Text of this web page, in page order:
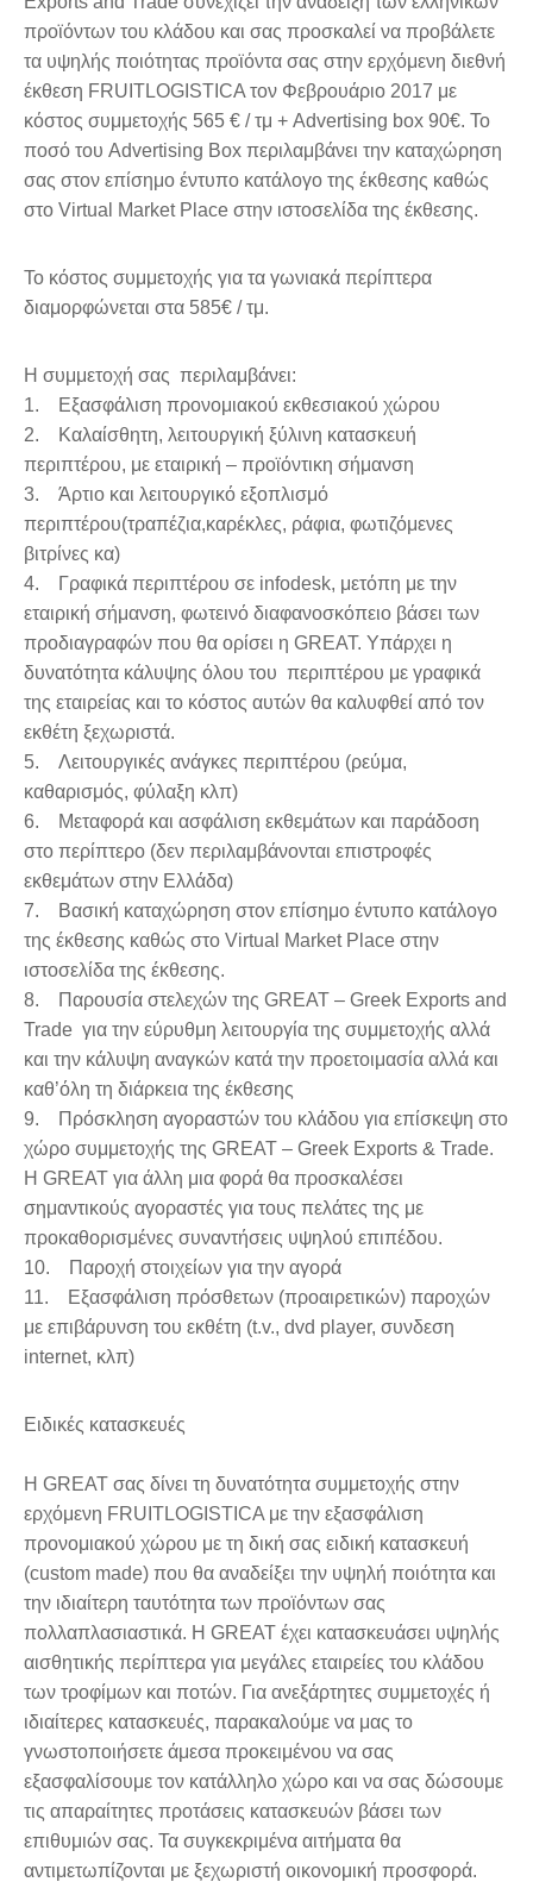
προϊόντων του κλάδου και σας προσκαλεί να προβάλετε
τα υψηλής ποιότητας προϊόντα σας στην ερχόμενη διεθνή
έκθεση FRUITLOGISTICA τον Φεβρουάριο 2017 με
κόστος συμμετοχής 565 € / τμ + Advertising box 90€. Το
ποσό του Advertising Box περιλαμβάνει την καταχώρηση
σας στον επίσημο έντυπο κατάλογο της έκθεσης καθώς
στο Virtual Market Place στην ιστοσελίδα της έκθεσης.
Το κόστος συμμετοχής για τα γωνιακά περίπτερα
διαμορφώνεται στα 585€ / τμ.
Η συμμετοχή σας περιλαμβάνει:
1. Εξασφάλιση προνομιακού εκθεσιακού χώρου
2. Καλαίσθητη, λειτουργική ξύλινη κατασκευή
περιπτέρου, με εταιρική – προϊόντικη σήμανση
3. Άρτιο και λειτουργικό εξοπλισμό
περιπτέρου(τραπέζια,καρέκλες, ράφια, φωτιζόμενες
βιτρίνες κα)
4. Γραφικά περιπτέρου σε infodesk, μετόπη με την
εταιρική σήμανση, φωτεινό διαφανοσκόπειο βάσει των
προδιαγραφών που θα ορίσει η GREAT. Υπάρχει η
δυνατότητα κάλυψης όλου του περιπτέρου με γραφικά
της εταιρείας και το κόστος αυτών θα καλυφθεί από τον
εκθέτη ξεχωριστά.
5. Λειτουργικές ανάγκες περιπτέρου (ρεύμα,
καθαρισμός, φύλαξη κλπ)
6. Μεταφορά και ασφάλιση εκθεμάτων και παράδοση
στο περίπτερο (δεν περιλαμβάνονται επιστροφές
εκθεμάτων στην Ελλάδα)
7. Βασική καταχώρηση στον επίσημο έντυπο κατάλογο
της έκθεσης καθώς στο Virtual Market Place στην
ιστοσελίδα της έκθεσης.
8. Παρουσία στελεχών της GREAT – Greek Exports and
Trade για την εύρυθμη λειτουργία της συμμετοχής αλλά
και την κάλυψη αναγκών κατά την προετοιμασία αλλά και
καθ’όλη τη διάρκεια της έκθεσης
9. Πρόσκληση αγοραστών του κλάδου για επίσκεψη στο
χώρο συμμετοχής της GREAT – Greek Exports & Trade.
Η GREAT για άλλη μια φορά θα προσκαλέσει
σημαντικούς αγοραστές για τους πελάτες της με
προκαθορισμένες συναντήσεις υψηλού επιπέδου.
10. Παροχή στοιχείων για την αγορά
11. Εξασφάλιση πρόσθετων (προαιρετικών) παροχών
με επιβάρυνση του εκθέτη (t.v., dvd player, συνδεση
internet, κλπ)
Ειδικές κατασκευές
Η GREAT σας δίνει τη δυνατότητα συμμετοχής στην
ερχόμενη FRUITLOGISTICA με την εξασφάλιση
προνομιακού χώρου με τη δική σας ειδική κατασκευή
(custom made) που θα αναδείξει την υψηλή ποιότητα και
την ιδιαίτερη ταυτότητα των προϊόντων σας
πολλαπλασιαστικά. Η GREAT έχει κατασκευάσει υψηλής
αισθητικής περίπτερα για μεγάλες εταιρείες του κλάδου
των τροφίμων και ποτών. Για ανεξάρτητες συμμετοχές ή
ιδιαίτερες κατασκευές, παρακαλούμε να μας το
γνωστοποιήσετε άμεσα προκειμένου να σας
εξασφαλίσουμε τον κατάλληλο χώρο και να σας δώσουμε
τις απαραίτητες προτάσεις κατασκευών βάσει των
επιθυμιών σας. Τα συγκεκριμένα αιτήματα θα
αντιμετωπίζονται με ξεχωριστή οικονομική προσφορά.